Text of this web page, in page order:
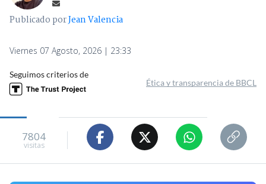
Publicado porJean Valencia
Viernes 07 Agosto, 2026 | 23:33
Seguimos criterios de
Ética y transparencia de BBCL
7804
visitas